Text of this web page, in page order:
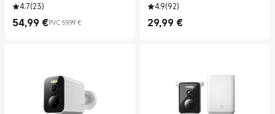
4.7(23)
54,99 €
Current Price €54.99
PVC 59,99 €
Prix de vente 59,99 €
4.9(92)
29,99 €
Current Price €29.99